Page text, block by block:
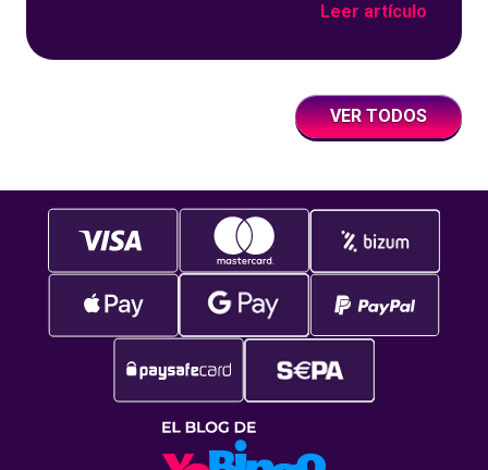
Pensada para momentos concretos, esta sala
creando un entorno donde el entretenimiento
Leer artículo
VER TODOS